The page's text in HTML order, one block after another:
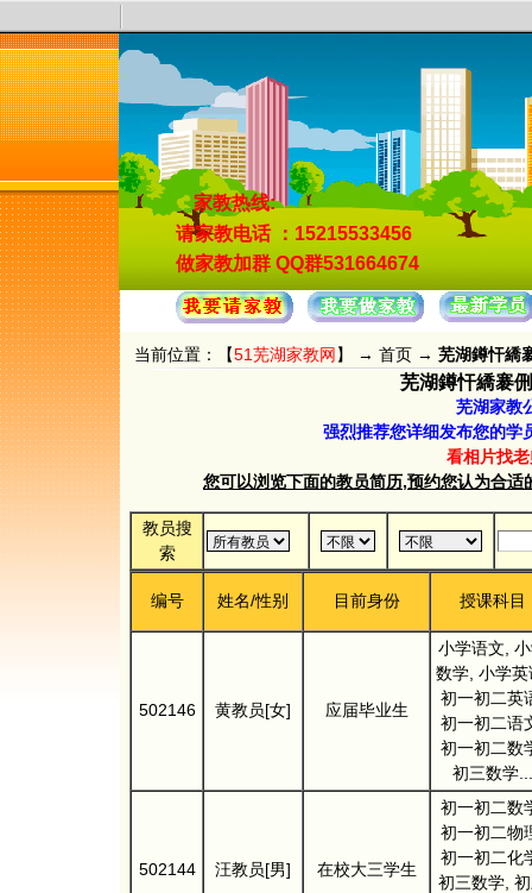
家教热线:
请家教电话 ：15215533456
做家教加群 QQ群531664674
当前位置：【51芜湖家教网】 → 首页 → 芜湖鐏忓繑
芜湖鐏忓繑褰
芜湖家教
强烈推荐您详细发布您的学
看相片找
您可以浏览下面的教员简历,预约您认为合
教员搜
索
编号 姓名/性别 目前身份 授课科目
502146 黄教员[女] 应届毕业生
小学语文,
数学, 小学英
初一初二英
初一初二语
初一初二数
初三数学...
502144 汪教员[男] 在校大三学生
初一初二数
初一初二物
初一初二化
初三数学,